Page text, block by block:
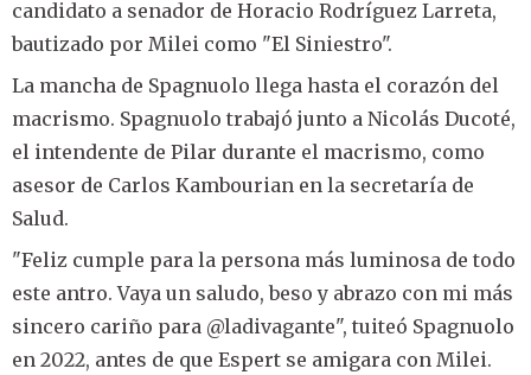
candidato a senador de Horacio Rodríguez Larreta,
bautizado por Milei como "El Siniestro".
La mancha de Spagnuolo llega hasta el corazón del
macrismo. Spagnuolo trabajó junto a Nicolás Ducoté,
el intendente de Pilar durante el macrismo, como
asesor de Carlos Kambourian en la secretaría de
Salud.
"Feliz cumple para la persona más luminosa de todo
este antro. Vaya un saludo, beso y abrazo con mi más
sincero cariño para @ladivagante", tuiteó Spagnuolo
en 2022, antes de que Espert se amigara con Milei.